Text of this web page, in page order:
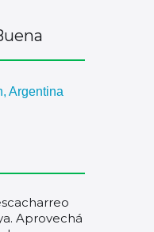
Argentina
Aprovechá